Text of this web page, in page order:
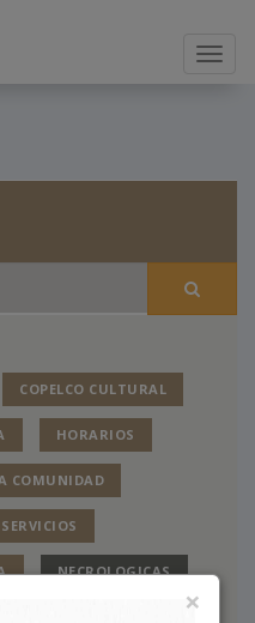
×
Menu
COPELCO CULTURAL
HORARIOS
COMUNIDAD
NECROLOGICAS